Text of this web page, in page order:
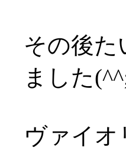
その後た
ました
ヴァイ